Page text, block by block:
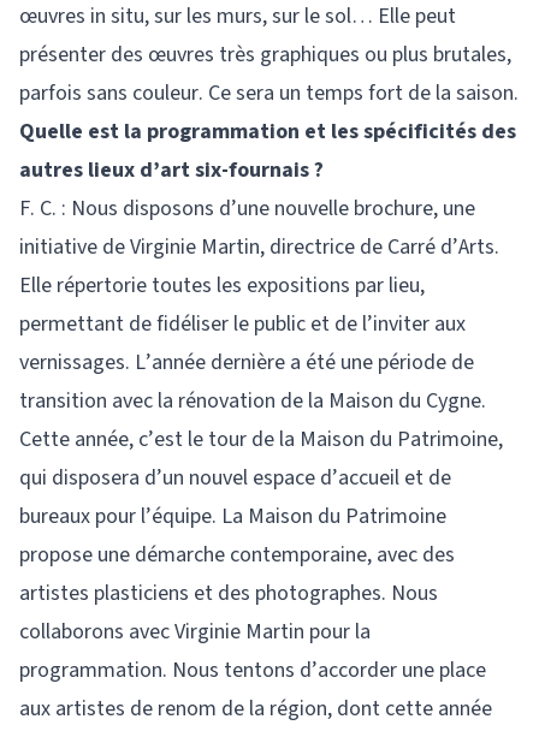
œuvres in situ, sur les murs, sur le sol… Elle peut
présenter des œuvres très graphiques ou plus brutales,
parfois sans couleur. Ce sera un temps fort de la saison.
Quelle est la programmation et les spécificités des
autres lieux d’art six-fournais ?
F. C. : Nous disposons d’une nouvelle brochure, une
initiative de Virginie Martin, directrice de Carré d’Arts.
Elle répertorie toutes les expositions par lieu,
permettant de fidéliser le public et de l’inviter aux
vernissages. L’année dernière a été une période de
transition avec la rénovation de la Maison du Cygne.
Cette année, c’est le tour de la Maison du Patrimoine,
qui disposera d’un nouvel espace d’accueil et de
bureaux pour l’équipe. La Maison du Patrimoine
propose une démarche contemporaine, avec des
artistes plasticiens et des photographes. Nous
collaborons avec Virginie Martin pour la
programmation. Nous tentons d’accorder une place
aux artistes de renom de la région, dont cette année